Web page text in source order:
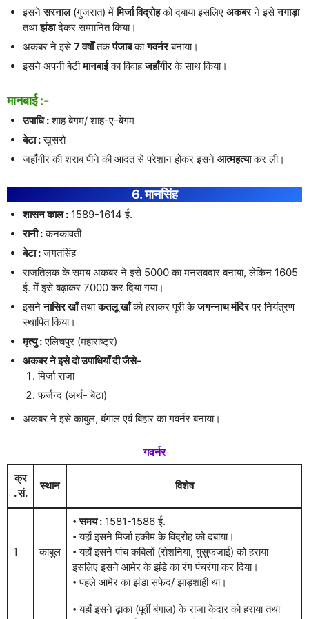
इसनेसरनाल(गुजरात) मेंमिर्जा विद्रोहको दबाया इसलिए अकबरने इसेनगाड़ा
तथाझंडादेकर सम्मानित किया।
अकबर ने इसे7 वर्षोंतकपंजाबकागवर्नरबनाया।
इसने अपनी बेटीमानबाईका विवाहजहाँगीरके साथ किया।
मानबाई :-
उपाधि :शाह बेगम/ शाह-ए-बेगम
बेटा :खुसरो
जहाँगीर की शराब पीने की आदत से परेशान होकर इसने आत्महत्याकर ली।
6. मानसिंह
शासन काल :1589-1614 ई.
रानी :कनकावती
बेटा :जगतसिंह
राजतिलक के समय अकबर ने इसे 5000 का मनसबदार बनाया, लेकिन 1605
ई. में इसे बढ़ाकर 7000 कर दिया गया।
इसनेनासिर खाँतथाकतलू खाँको हराकर पूरी केजगन्नाथ मंदिरपर नियंत्रण
स्थापित किया।
मृत्यु :एलिचपुर (महाराष्ट्र)
अकबर ने इसे दो उपाधियाँ दी जैसे-
मिर्जा राजा
फर्जन्द (अर्थ- बेटा)
अकबर ने इसे काबुल, बंगाल एवं बिहार का गवर्नर बनाया।
गवर्नर
क्र
. सं.
स्थान विशेष
1 काबुल
𑇐समय : 1581-1586 ई.
𑇐 यहाँ इसने मिर्जा हकीम के विद्रोह को दबाया।
𑇐 यहाँ इसने पांच कबिलों (रोशनिया, युसुफजाई) को हराया
इसलिए इसने आमेर के झंडे का रंग पंचरंगा कर दिया।
𑇐 पहले आमेर का झंडा सफेद/ झाड़शाही था।
𑇐 यहाँ इसने ढ़ाका (पूर्वी बंगाल) के राजा केदार को हराया तथा